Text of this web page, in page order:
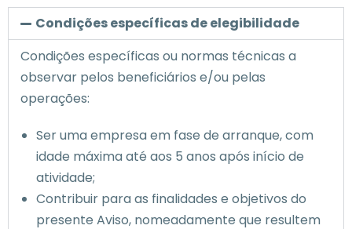
Condições específicas de elegibilidade
Condições específicas ou normas técnicas a
observar pelos beneficiários e/ou pelas
operações:
Ser uma empresa em fase de arranque, com
idade máxima até aos 5 anos após início de
atividade;
Contribuir para as finalidades e objetivos do
presente Aviso, nomeadamente que resultem